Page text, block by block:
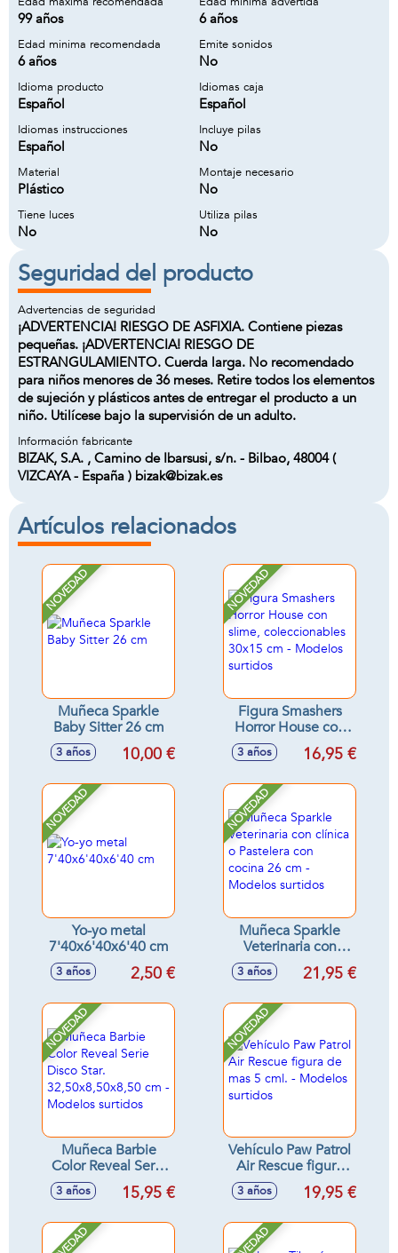
99 años 6 años
Edad minima recomendada
6 años
Emite sonidos
No
Idioma producto
Español
Idiomas caja
Español
Idiomas instrucciones
Español
Incluye pilas
No
Material
Plástico
Montaje necesario
No
Tiene luces
No
Utiliza pilas
No
Seguridad del producto
Advertencias de seguridad
¡ADVERTENCIA! RIESGO DE ASFIXIA. Contiene piezas
pequeñas. ¡ADVERTENCIA! RIESGO DE
ESTRANGULAMIENTO. Cuerda larga. No recomendado
para niños menores de 36 meses. Retire todos los elementos
de sujeción y plásticos antes de entregar el producto a un
niño. Utilícese bajo la supervisión de un adulto.
Información fabricante
BIZAK, S.A. , Camino de Ibarsusi, s/n. - Bilbao, 48004 (
VIZCAYA - España ) bizak@bizak.es
Artículos relacionados
NOVEDAD
Muñeca Sparkle
Baby Sitter 26 cm
3 años 10,00 €
NOVEDAD
Figura Smashers
Horror House con
slime,
coleccionables
Modelos surtidos
3 años 16,95 €
NOVEDAD
Yo-yo metal
7'40x6'40x6'40 cm
3 años 2,50 €
NOVEDAD
Muñeca Sparkle
Veterinaria con
clínica o Pastelera
con cocina 26 cm -
3 años 21,95 €
NOVEDAD
Muñeca Barbie
Color Reveal Serie
Disco Star.
32,50x8,50x8,50
surtidos
3 años 15,95 €
NOVEDAD
Vehículo Paw Patrol
Air Rescue figura
de mas 5 cml. -
Modelos surtidos
3 años 19,95 €